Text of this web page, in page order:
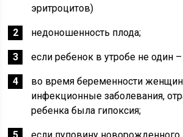
эритроцитов)
недоношенность плода;
если ребенок в утробе не один
во время беременности
инфекционные заболевания,
ребенка была гипоксия;